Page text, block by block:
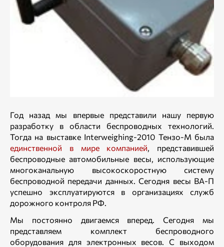
Год назад мы впервые представили нашу первую
разработку в области беспроводных технологий.
Тогда на выставке Interweighing-2010 Тензо-М была
единственной в мире компанией, представившей
беспроводные автомобильные весы, использующие
многоканальную высокоскоростную систему
беспроводной передачи данных. Сегодня весы ВА-П
успешно эксплуатируются в организациях служб
дорожного контроля РФ.
Мы постоянно двигаемся вперед. Сегодня мы
представляем комплект беспроводного
оборудования для электронных весов. С выходом